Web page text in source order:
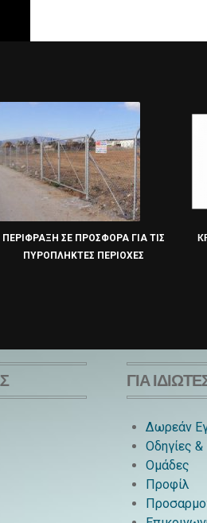
ΠΕΡΙΦΡΑΞΗ ΣΕ ΠΡΟΣΦΟΡΑ ΓΙΑ ΤΙΣ
ΠΥΡΟΠΛΗΚΤΕΣ ΠΕΡΙΟΧΕΣ
ΓΙΑ
Δωρεάν
Οδηγίες
Ομάδες
Προφίλ